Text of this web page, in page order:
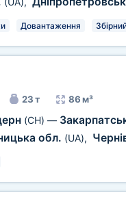
Довантаження
23 т 86 м³
(CH) —
обл. (UA),